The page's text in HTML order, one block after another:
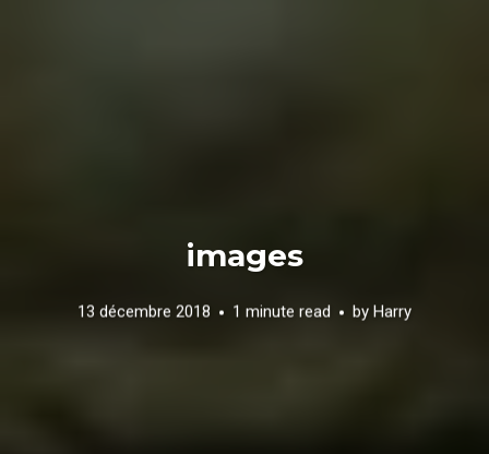
images
13 décembre 2018 1 minute read by Harry